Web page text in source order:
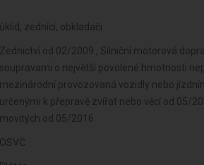
úklid, zedníci, obkladači
Zednictví od 02/2009 , Silniční motorová
soupravami o největší povolené hmotnosti
mezinárodní provozovaná vozidly nebo
určenými k přepravě zvířat nebo věcí od 05/
movitých od 05/2016
OSVČ